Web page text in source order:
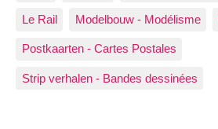
Le Rail Modelbouw - Modélisme
Postkaarten - Cartes Postales
Strip verhalen - Bandes dessinées